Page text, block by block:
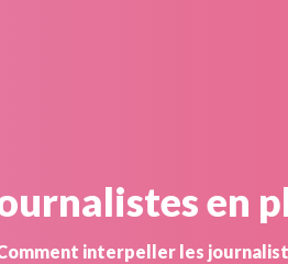
en
interpeller les